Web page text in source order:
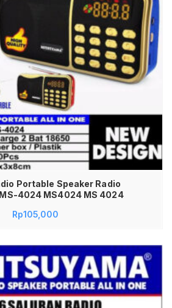
Portable Speaker Radio
4024 MS4024 MS 4024
Rp105,000